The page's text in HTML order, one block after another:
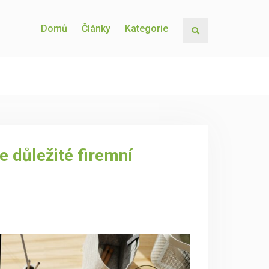
Domů Články Kategorie
důležité firemní